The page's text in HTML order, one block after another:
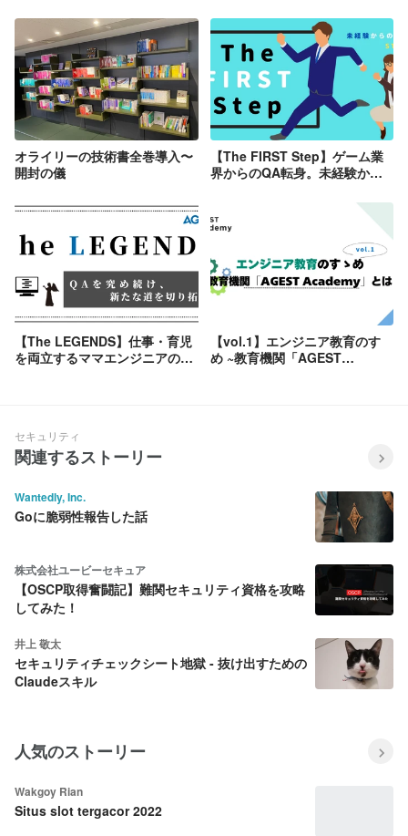
オライリーの技術書全巻導入〜
開封の儀
【The FIRST Step】ゲーム業
界からのQA転身。未経験から
【The LEGENDS】仕事・育児
を両立するママエンジニアの奮
【vol.1】エンジニア教育のすゝ
め ~教育機関「AGEST
セキュリティ
関連するストーリー
Wantedly, Inc.
Goに脆弱性報告した話
株式会社ユービーセキュア
【OSCP取得奮闘記】難関セキュリティ資格を攻略
してみた！
井上 敬太
セキュリティチェックシート地獄 - 抜け出すための
Claudeスキル
人気のストーリー
Wakgoy Rian
Situs slot tergacor 2022